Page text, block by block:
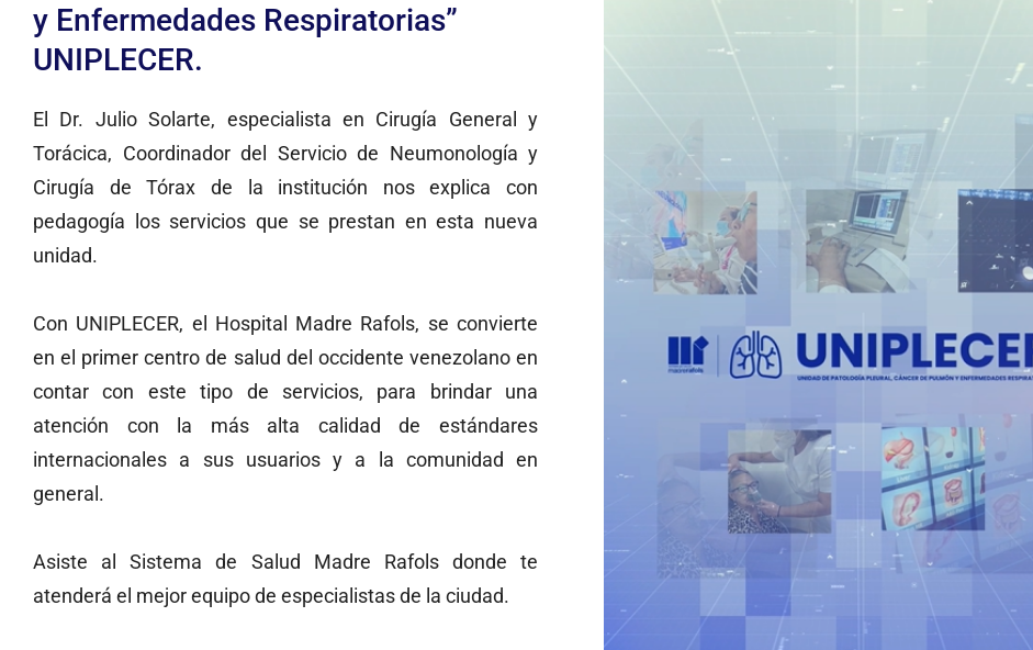
y Enfermedades Respiratorias”
UNIPLECER.
El Dr. Julio Solarte, especialista en Cirugía General y
Torácica, Coordinador del Servicio de Neumonología y
Cirugía de Tórax de la institución nos explica con
pedagogía los servicios que se prestan en esta nueva
unidad.
Con UNIPLECER, el Hospital Madre Rafols, se convierte
en el primer centro de salud del occidente venezolano en
contar con este tipo de servicios, para brindar una
atención con la más alta calidad de estándares
internacionales a sus usuarios y a la comunidad en
general.
Asiste al Sistema de Salud Madre Rafols donde te
atenderá el mejor equipo de especialistas de la ciudad.